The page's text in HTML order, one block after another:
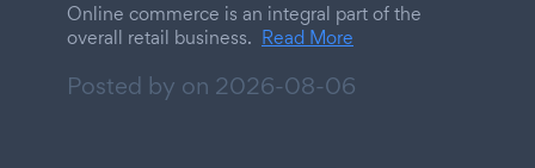
Online commerce is an integral part of the
overall retail business. Read More
Posted by on 2026-08-06